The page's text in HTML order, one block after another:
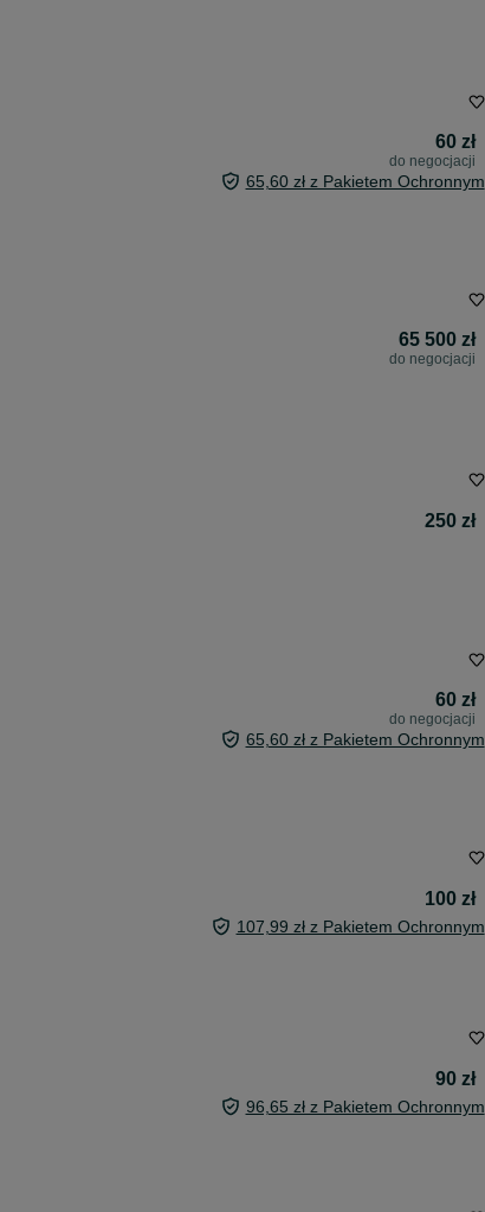
60 zł
do negocjacji
65,60 zł z Pakietem Ochronnym
65 500 zł
do negocjacji
250 zł
60 zł
do negocjacji
65,60 zł z Pakietem Ochronnym
100 zł
107,99 zł z Pakietem Ochronnym
90 zł
96,65 zł z Pakietem Ochronnym